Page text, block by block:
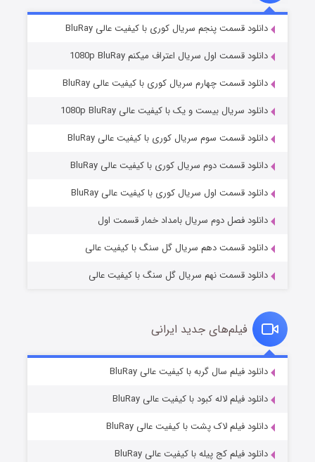
قسمت۵ (زیرنویس) منتشر شد
وستی ها
قسمت۱ (زیرنویس) منتشر شد
قسمت۶ (زیرنویس) منتشر شد
دانلود قسمت پنجم سریال کوری با کیفیت عالی BluRay
دانلود قسمت اول سریال اعتراف میکنم 1080p BluRay
دانلود قسمت چهارم سریال کوری با کیفیت عالی BluRay
دانلود سریال بیست و یک با کیفیت عالی 1080p BluRay
دانلود قسمت سوم سریال کوری با کیفیت عالی BluRay
دانلود قسمت دوم سریال کوری با کیفیت عالی BluRay
دانلود قسمت اول سریال کوری با کیفیت عالی BluRay
دانلود فصل دوم سریال بامداد خمار قسمت اول
دانلود قسمت دهم سریال گل سنگ با کیفیت عالی
دانلود قسمت نهم سریال گل سنگ با کیفیت عالی
فیلم‌های جدید ایرانی
دانلود فیلم سال گربه با کیفیت عالی BluRay
دانلود فیلم لاله کبود با کیفیت عالی BluRay
دانلود فیلم لاک پشت با کیفیت عالی BluRay
دانلود فیلم کج‌ پیله با کیفیت عالی BluRay